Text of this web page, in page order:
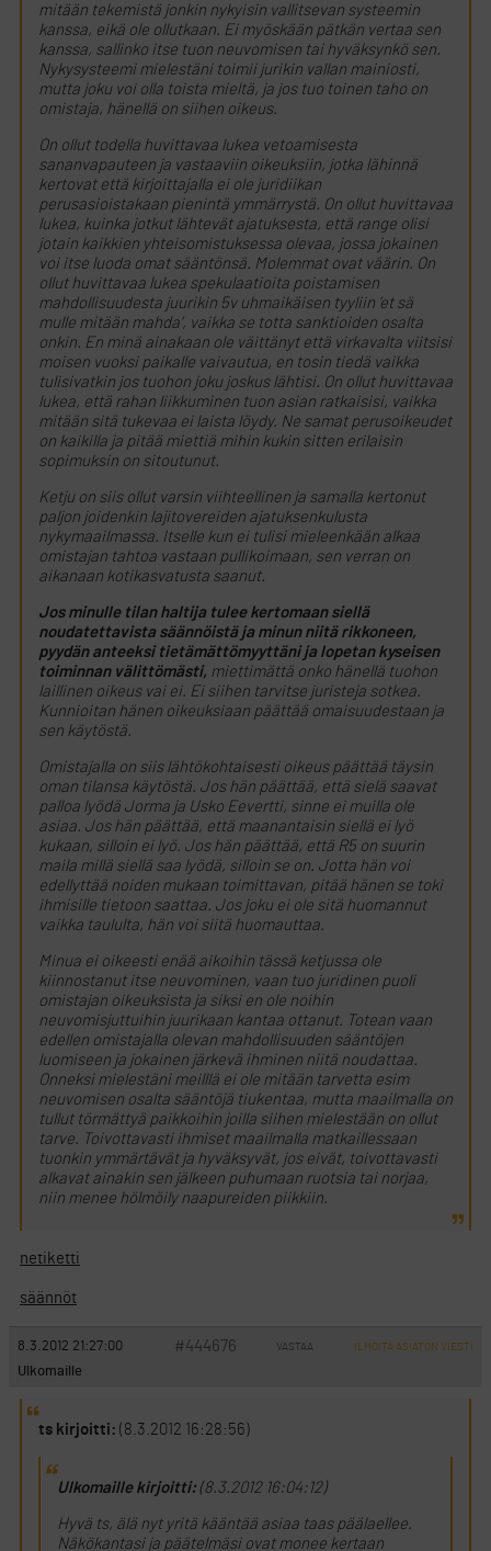
mitään tekemistä jonkin nykyisin vallitsevan systeemin
kanssa, eikä ole ollutkaan. Ei myöskään pätkän vertaa sen
kanssa, sallinko itse tuon neuvomisen tai hyväksynkö sen.
Nykysysteemi mielestäni toimii jurikin vallan mainiosti,
mutta joku voi olla toista mieltä, ja jos tuo toinen taho on
omistaja, hänellä on siihen oikeus.
On ollut todella huvittavaa lukea vetoamisesta
sananvapauteen ja vastaaviin oikeuksiin, jotka lähinnä
kertovat että kirjoittajalla ei ole juridiikan
perusasioistakaan pienintä ymmärrystä. On ollut huvittavaa
lukea, kuinka jotkut lähtevät ajatuksesta, että range olisi
jotain kaikkien yhteisomistuksessa olevaa, jossa jokainen
voi itse luoda omat sääntönsä. Molemmat ovat väärin. On
ollut huvittavaa lukea spekulaatioita poistamisen
mahdollisuudesta juurikin 5v uhmaikäisen tyyliin ’et sä
mulle mitään mahda’, vaikka se totta sanktioiden osalta
onkin. En minä ainakaan ole väittänyt että virkavalta viitsisi
moisen vuoksi paikalle vaivautua, en tosin tiedä vaikka
tulisivatkin jos tuohon joku joskus lähtisi. On ollut huvittavaa
lukea, että rahan liikkuminen tuon asian ratkaisisi, vaikka
mitään sitä tukevaa ei laista löydy. Ne samat perusoikeudet
on kaikilla ja pitää miettiä mihin kukin sitten erilaisin
sopimuksin on sitoutunut.
Ketju on siis ollut varsin viihteellinen ja samalla kertonut
paljon joidenkin lajitovereiden ajatuksenkulusta
nykymaailmassa. Itselle kun ei tulisi mieleenkään alkaa
omistajan tahtoa vastaan pullikoimaan, sen verran on
aikanaan kotikasvatusta saanut.
Jos minulle tilan haltija tulee kertomaan siellä
noudatettavista säännöistä ja minun niitä rikkoneen,
pyydän anteeksi tietämättömyyttäni ja lopetan kyseisen
toiminnan välittömästi, miettimättä onko hänellä tuohon
laillinen oikeus vai ei. Ei siihen tarvitse juristeja sotkea.
Kunnioitan hänen oikeuksiaan päättää omaisuudestaan ja
sen käytöstä.
Omistajalla on siis lähtökohtaisesti oikeus päättää täysin
oman tilansa käytöstä. Jos hän päättää, että sielä saavat
palloa lyödä Jorma ja Usko Eevertti, sinne ei muilla ole
asiaa. Jos hän päättää, että maanantaisin siellä ei lyö
kukaan, silloin ei lyö. Jos hän päättää, että R5 on suurin
maila millä siellä saa lyödä, silloin se on. Jotta hän voi
edellyttää noiden mukaan toimittavan, pitää hänen se toki
ihmisille tietoon saattaa. Jos joku ei ole sitä huomannut
vaikka taululta, hän voi siitä huomauttaa.
Minua ei oikeesti enää aikoihin tässä ketjussa ole
kiinnostanut itse neuvominen, vaan tuo juridinen puoli
omistajan oikeuksista ja siksi en ole noihin
neuvomisjuttuihin juurikaan kantaa ottanut. Totean vaan
edellen omistajalla olevan mahdollisuuden sääntöjen
luomiseen ja jokainen järkevä ihminen niitä noudattaa.
Onneksi mielestäni meilllä ei ole mitään tarvetta esim
neuvomisen osalta sääntöjä tiukentaa, mutta maailmalla on
tullut törmättyä paikkoihin joilla siihen mielestään on ollut
tarve. Toivottavasti ihmiset maailmalla matkaillessaan
tuonkin ymmärtävät ja hyväksyvät, jos eivät, toivottavasti
alkavat ainakin sen jälkeen puhumaan ruotsia tai norjaa,
niin menee hölmöily naapureiden piikkiin.
netiketti
säännöt
8.3.2012 21:27:00 #444676 VASTAA ILMOITA ASIATON VIESTI
Ulkomaille
ts kirjoitti: (8.3.2012 16:28:56)
Ulkomaille kirjoitti:(8.3.2012 16:04:12)
Hyvä ts, älä nyt yritä kääntää asiaa taas päälaellee.
Näkökantasi ja päätelmäsi ovat monee kertaan